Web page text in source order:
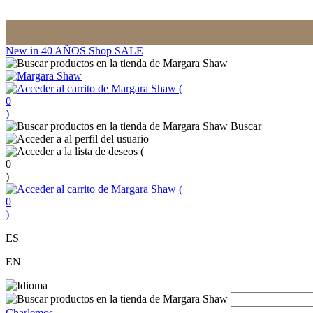
New in 40 AÑOS Shop SALE
(
0
)
Buscar
(
0
)
(
0
)
ES
EN